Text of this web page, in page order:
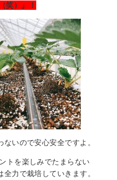
笑）』！
いので安心安全ですよ。
トを楽しみでたまらない
力で栽培していきます。